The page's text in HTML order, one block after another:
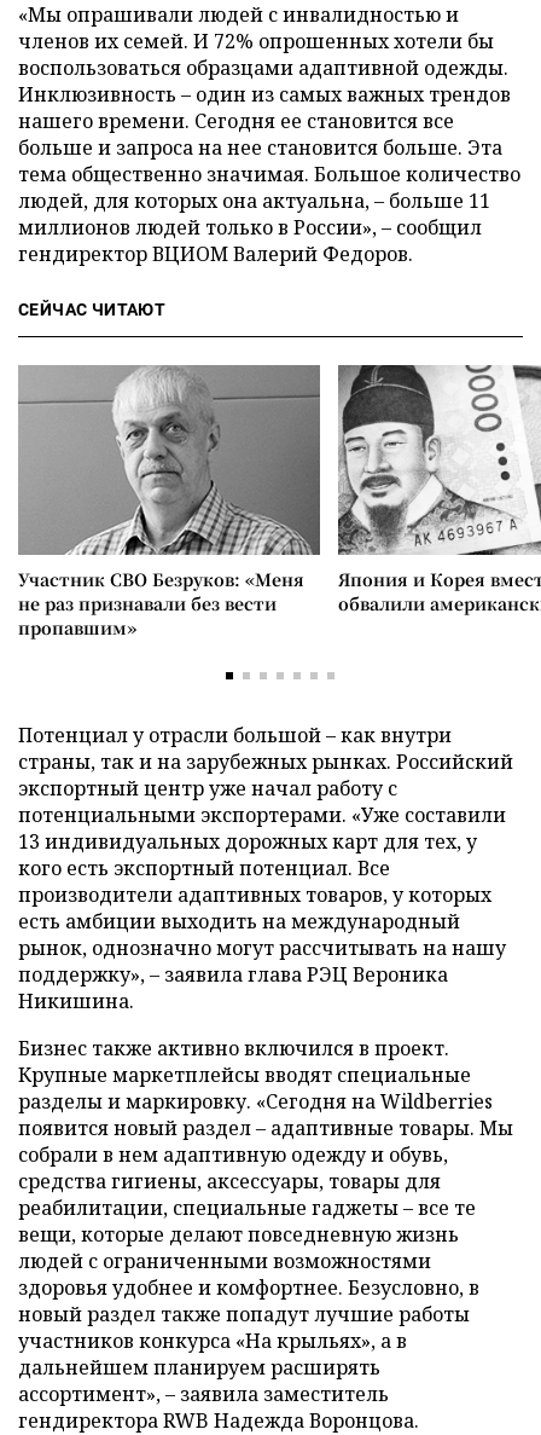
«Мы опрашивали людей с инвалидностью и
членов их семей. И 72% опрошенных хотели бы
воспользоваться образцами адаптивной одежды.
Инклюзивность – один из самых важных трендов
нашего времени. Сегодня ее становится все
больше и запроса на нее становится больше. Эта
тема общественно значимая. Большое количество
людей, для которых она актуальна, – больше 11
миллионов людей только в России», – сообщил
гендиректор ВЦИОМ Валерий Федоров.
СЕЙЧАС ЧИТАЮТ
Участник СВО Безруков: «Меня
не раз признавали без вести
пропавшим»
Япония и Корея
обвалили
Потенциал у отрасли большой – как внутри
страны, так и на зарубежных рынках. Российский
экспортный центр уже начал работу с
потенциальными экспортерами. «Уже составили
13 индивидуальных дорожных карт для тех, у
кого есть экспортный потенциал. Все
производители адаптивных товаров, у которых
есть амбиции выходить на международный
рынок, однозначно могут рассчитывать на нашу
поддержку», – заявила глава РЭЦ Вероника
Никишина.
Бизнес также активно включился в проект.
Крупные маркетплейсы вводят специальные
разделы и маркировку. «Сегодня на Wildberries
появится новый раздел – адаптивные товары. Мы
собрали в нем адаптивную одежду и обувь,
средства гигиены, аксессуары, товары для
реабилитации, специальные гаджеты – все те
вещи, которые делают повседневную жизнь
людей с ограниченными возможностями
здоровья удобнее и комфортнее. Безусловно, в
новый раздел также попадут лучшие работы
участников конкурса «На крыльях», а в
дальнейшем планируем расширять
ассортимент», – заявила заместитель
гендиректора RWB Надежда Воронцова.